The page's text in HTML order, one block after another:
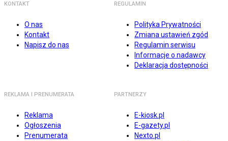
KONTAKT
O nas
Kontakt
Napisz do nas
REGULAMIN
Polityka Prywatności
Zmiana ustawień zgód
Regulamin serwisu
Informacje o nadawcy
Deklaracja dostępności
REKLAMA I PRENUMERATA
Reklama
Ogłoszenia
Prenumerata
PARTNERZY
E-kiosk.pl
E-gazety.pl
Nexto.pl